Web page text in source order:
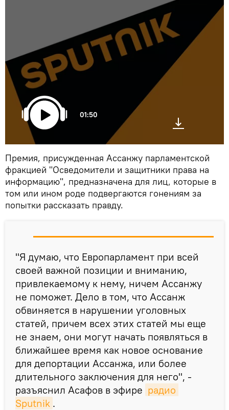
01:50
Премия, присужденная Ассанжу парламентской
фракцией "Осведомители и защитники права на
информацию", предназначена для лиц, которые в
том или ином роде подвергаются гонениям за
попытки рассказать правду.
"Я думаю, что Европарламент при всей
своей важной позиции и вниманию,
привлекаемому к нему, ничем Ассанжу
не поможет. Дело в том, что Ассанж
обвиняется в нарушении уголовных
статей, причем всех этих статей мы еще
не знаем, они могут начать появляться в
ближайшее время как новое основание
для депортации Ассанжа, или более
длительного заключения для него", -
разъяснил Асафов в эфире радио
Sputnik .